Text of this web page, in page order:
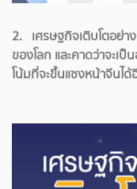
2. เศรษฐกิจเติบโตอย่า
ของโลก และคาดว่าจะเ
โน้มที่จะขึ้นแซงหน้าจีนไ